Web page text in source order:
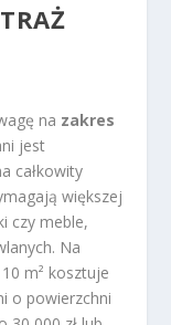
na zakres
jest
całkowity
większej
czy meble,
Na
m² kosztuje
o powierzchni